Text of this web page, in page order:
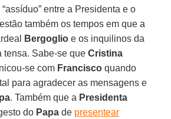
entre a Presidenta e o
também os tempos em que a
Bergoglio e os inquilinos da
tensa. Sabe-se queCristina
se com Francisco quando
para agradecer as mensagens e
. Também que a Presidenta
do Papa de presentear